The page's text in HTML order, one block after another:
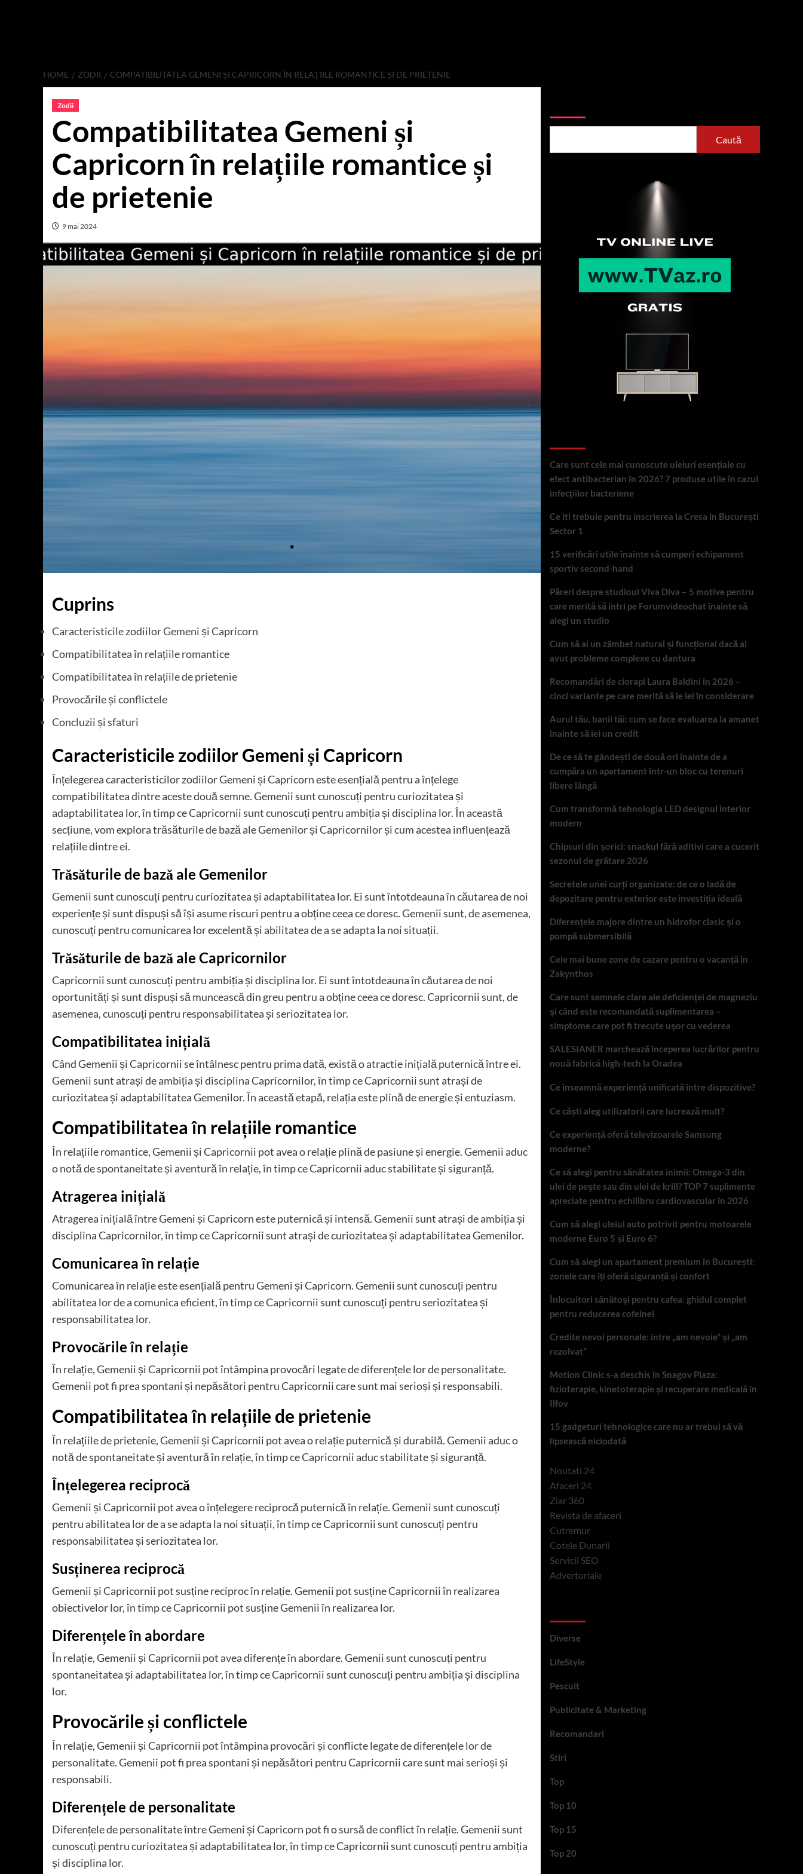
HOME ZODII COMPATIBILITATEA GEMENI ȘI CAPRICORN ÎN RELAȚIILE ROMANTICE ȘI DE PRIETENIE
Zodii
Compatibilitatea Gemeni și
Capricorn în relațiile romantice și
de prietenie
9 mai 2024
Cuprins
Caracteristicile zodiilor Gemeni și Capricorn
Compatibilitatea în relațiile romantice
Compatibilitatea în relațiile de prietenie
Provocările și conflictele
Concluzii și sfaturi
Caracteristicile zodiilor Gemeni și Capricorn
Înțelegerea caracteristicilor zodiilor Gemeni și Capricorn este esențială pentru a înțelege
compatibilitatea dintre aceste două semne. Gemenii sunt cunoscuți pentru curiozitatea și
adaptabilitatea lor, în timp ce Capricornii sunt cunoscuți pentru ambiția și disciplina lor. În această
secțiune, vom explora trăsăturile de bază ale Gemenilor și Capricornilor și cum acestea influențează
relațiile dintre ei.
Trăsăturile de bază ale Gemenilor
Gemenii sunt cunoscuți pentru curiozitatea și adaptabilitatea lor. Ei sunt întotdeauna în căutarea de noi
experiențe și sunt dispuși să își asume riscuri pentru a obține ceea ce doresc. Gemenii sunt, de asemenea,
cunoscuți pentru comunicarea lor excelentă și abilitatea de a se adapta la noi situații.
Trăsăturile de bază ale Capricornilor
Capricornii sunt cunoscuți pentru ambiția și disciplina lor. Ei sunt întotdeauna în căutarea de noi
oportunități și sunt dispuși să muncească din greu pentru a obține ceea ce doresc. Capricornii sunt, de
asemenea, cunoscuți pentru responsabilitatea și seriozitatea lor.
Compatibilitatea inițială
Când Gemenii și Capricornii se întâlnesc pentru prima dată, există o atractie inițială puternică între ei.
Gemenii sunt atrași de ambiția și disciplina Capricornilor, în timp ce Capricornii sunt atrași de
curiozitatea și adaptabilitatea Gemenilor. În această etapă, relația este plină de energie și entuziasm.
Compatibilitatea în relațiile romantice
În relațiile romantice, Gemenii și Capricornii pot avea o relație plină de pasiune și energie. Gemenii aduc
o notă de spontaneitate și aventură în relație, în timp ce Capricornii aduc stabilitate și siguranță.
Atragerea inițială
Atragerea inițială între Gemeni și Capricorn este puternică și intensă. Gemenii sunt atrași de ambiția și
disciplina Capricornilor, în timp ce Capricornii sunt atrași de curiozitatea și adaptabilitatea Gemenilor.
Comunicarea în relație
Comunicarea în relație este esențială pentru Gemeni și Capricorn. Gemenii sunt cunoscuți pentru
abilitatea lor de a comunica eficient, în timp ce Capricornii sunt cunoscuți pentru seriozitatea și
responsabilitatea lor.
Provocările în relație
În relație, Gemenii și Capricornii pot întâmpina provocări legate de diferențele lor de personalitate.
Gemenii pot fi prea spontani și nepăsători pentru Capricornii care sunt mai serioși și responsabili.
Compatibilitatea în relațiile de prietenie
În relațiile de prietenie, Gemenii și Capricornii pot avea o relație puternică și durabilă. Gemenii aduc o
notă de spontaneitate și aventură în relație, în timp ce Capricornii aduc stabilitate și siguranță.
Înțelegerea reciprocă
Gemenii și Capricornii pot avea o înțelegere reciprocă puternică în relație. Gemenii sunt cunoscuți
pentru abilitatea lor de a se adapta la noi situații, în timp ce Capricornii sunt cunoscuți pentru
responsabilitatea și seriozitatea lor.
Susținerea reciprocă
Gemenii și Capricornii pot susține reciproc în relație. Gemenii pot susține Capricornii în realizarea
obiectivelor lor, în timp ce Capricornii pot susține Gemenii în realizarea lor.
Diferențele în abordare
În relație, Gemenii și Capricornii pot avea diferențe în abordare. Gemenii sunt cunoscuți pentru
spontaneitatea și adaptabilitatea lor, în timp ce Capricornii sunt cunoscuți pentru ambiția și disciplina
lor.
Provocările și conflictele
În relație, Gemenii și Capricornii pot întâmpina provocări și conflicte legate de diferențele lor de
personalitate. Gemenii pot fi prea spontani și nepăsători pentru Capricornii care sunt mai serioși și
responsabili.
Diferențele de personalitate
Diferențele de personalitate între Gemeni și Capricorn pot fi o sursă de conflict în relație. Gemenii sunt
cunoscuți pentru curiozitatea și adaptabilitatea lor, în timp ce Capricornii sunt cunoscuți pentru ambiția
și disciplina lor.
Caută
Care sunt cele mai cunoscute uleiuri esențiale cu
efect antibacterian în 2026? 7 produse utile în cazul
infecțiilor bacteriene
Ce iti trebuie pentru inscrierea la Cresa in București
Sector 1
15 verificări utile înainte să cumperi echipament
sportiv second-hand
Păreri despre studioul Viva Diva – 5 motive pentru
care merită să intri pe Forumvideochat înainte să
alegi un studio
Cum să ai un zâmbet natural și funcțional dacă ai
avut probleme complexe cu dantura
Recomandări de ciorapi Laura Baldini în 2026 –
cinci variante pe care merită să le iei în considerare
Aurul tău, banii tăi: cum se face evaluarea la amanet
înainte să iei un credit
De ce să te gândești de două ori înainte de a
cumpăra un apartament într-un bloc cu terenuri
libere lângă
Cum transformă tehnologia LED designul interior
modern
Chipsuri din șorici: snackul fără aditivi care a cucerit
sezonul de grătare 2026
Secretele unei curți organizate: de ce o ladă de
depozitare pentru exterior este investiția ideală
Diferențele majore dintre un hidrofor clasic și o
pompă submersibilă
Cele mai bune zone de cazare pentru o vacanță în
Zakynthos
Care sunt semnele clare ale deficienței de magneziu
și când este recomandată suplimentarea –
simptome care pot fi trecute ușor cu vederea
SALESIANER marchează începerea lucrărilor pentru
nouă fabrică high-tech la Oradea
Ce înseamnă experiență unificată între dispozitive?
Ce căști aleg utilizatorii care lucrează mult?
Ce experiență oferă televizoarele Samsung
moderne?
Ce să alegi pentru sănătatea inimii: Omega-3 din
ulei de pește sau din ulei de krill? TOP 7 suplimente
apreciate pentru echilibru cardiovascular în 2026
Cum să alegi uleiul auto potrivit pentru motoarele
moderne Euro 5 și Euro 6?
Cum să alegi un apartament premium în București:
zonele care îți oferă siguranță și confort
Înlocuitori sănătoși pentru cafea: ghidul complet
pentru reducerea cofeinei
Credite nevoi personale: între „am nevoie” și „am
rezolvat”
Motion Clinic s-a deschis în Snagov Plaza:
fizioterapie, kinetoterapie și recuperare medicală în
Ilfov
15 gadgeturi tehnologice care nu ar trebui să vă
lipsească niciodată
Noutati 24
Afaceri 24
Ziar 360
Revista de afaceri
Cutremur
Cotele Dunarii
Servicii SEO
Advertoriale
Diverse
LifeStyle
Pescuit
Publicitate & Marketing
Recomandari
Stiri
Top
Top 10
Top 15
Top 20